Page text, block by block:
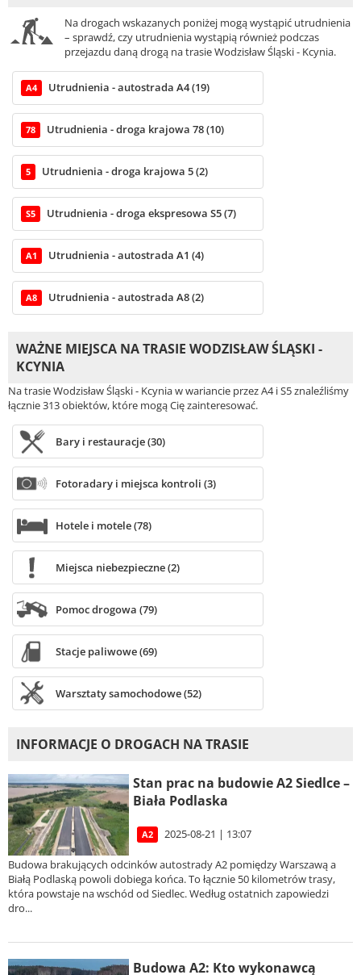
Na drogach wskazanych poniżej mogą wystąpić utrudnienia
– sprawdź, czy utrudnienia wystąpią również podczas
przejazdu daną drogą na trasie Wodzisław Śląski - Kcynia.
A4 Utrudnienia - autostrada A4 (19)
78 Utrudnienia - droga krajowa 78 (10)
5 Utrudnienia - droga krajowa 5 (2)
S5 Utrudnienia - droga ekspresowa S5 (7)
A1 Utrudnienia - autostrada A1 (4)
A8 Utrudnienia - autostrada A8 (2)
WAŻNE MIEJSCA NA TRASIE WODZISŁAW ŚLĄSKI -
KCYNIA
Na trasie Wodzisław Śląski - Kcynia w wariancie przez A4 i S5 znaleźliśmy
łącznie 313 obiektów, które mogą Cię zainteresować.
Bary i restauracje (30)
Fotoradary i miejsca kontroli (3)
Hotele i motele (78)
Miejsca niebezpieczne (2)
Pomoc drogowa (79)
Stacje paliwowe (69)
Warsztaty samochodowe (52)
INFORMACJE O DROGACH NA TRASIE
Stan prac na budowie A2 Siedlce –
Biała Podlaska
A2 2025-08-21 | 13:07
Budowa brakujących odcinków autostrady A2 pomiędzy Warszawą a
Białą Podlaską powoli dobiega końca. To łącznie 50 kilometrów trasy,
która powstaje na wschód od Siedlec. Według ostatnich zapowiedzi
dro...
Budowa A2: Kto wykonawcą